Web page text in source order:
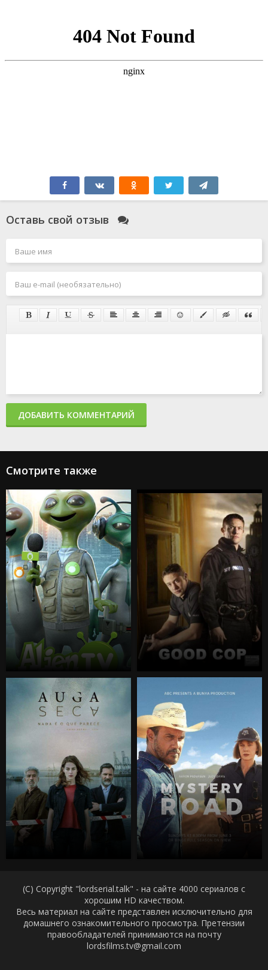
Оставь свой отзыв
ДОБАВИТЬ КОММЕНТАРИЙ
Смотрите также
(C) Copyright "lordserial.talk" - на сайте 4000 сериалов с
хорошим HD качеством.
Весь материал на сайте представлен исключительно для
домашнего ознакомительного просмотра. Претензии
правообладателей принимаются на почту
lordsfilms.tv@gmail.com